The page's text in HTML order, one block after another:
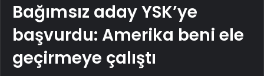
Bağımsız aday YSK’ye
başvurdu: Amerika beni ele
geçirmeye çalıştı